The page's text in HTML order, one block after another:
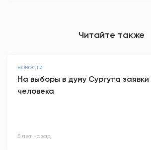
Читайте также
НОВОСТИ
На выборы в думу Сургута
человека
5 лет назад